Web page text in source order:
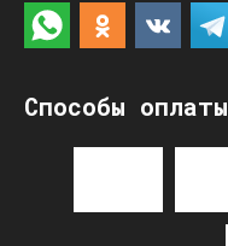
Способы оплаты